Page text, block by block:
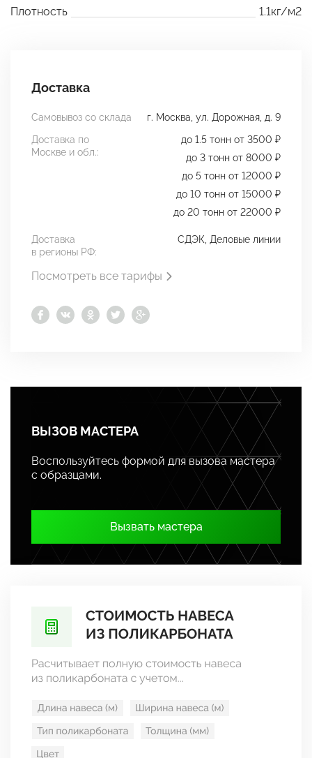
Плотность 1.1кг/м2
Доставка
Самовывоз со склада
г. Москва, ул. Дорожная, д. 9
Доставка по
Москве и обл.:
до 1.5 тонн от 3500 ₽
до 3 тонн от 8000 ₽
до 5 тонн от 12000 ₽
до 10 тонн от 15000 ₽
до 20 тонн от 22000 ₽
Доставка
в регионы РФ:
СДЭК, Деловые линии
Посмотреть все тарифы
ВЫЗОВ МАСТЕРА
Воспользуйтесь формой для вызова мастера
с образцами.
Вызвать мастера